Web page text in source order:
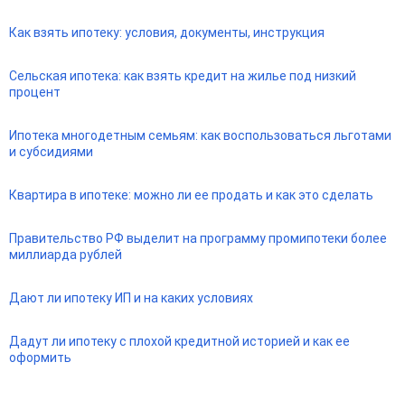
Как взять ипотеку: условия, документы, инструкция
Сельская ипотека: как взять кредит на жилье под низкий
процент
Ипотека многодетным семьям: как воспользоваться льготами
и субсидиями
Квартира в ипотеке: можно ли ее продать и как это сделать
Правительство РФ выделит на программу промипотеки более
миллиарда рублей
Дают ли ипотеку ИП и на каких условиях
Дадут ли ипотеку с плохой кредитной историей и как ее
оформить